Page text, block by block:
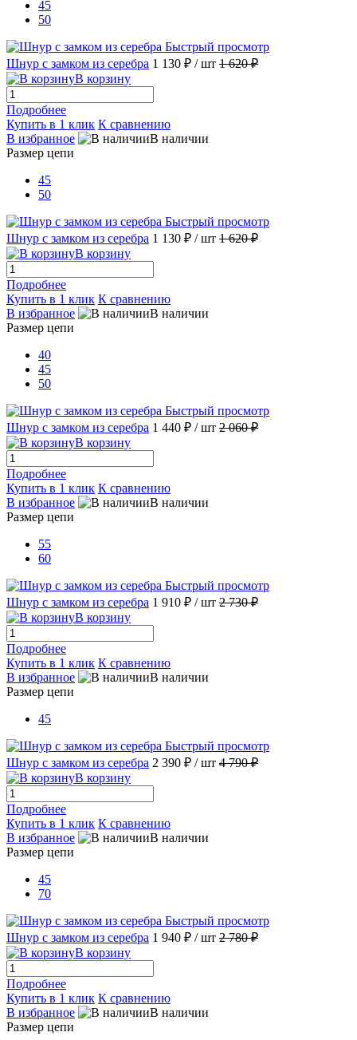
45
50
Быстрый просмотр
Шнур с замком из серебра 1 130 ₽ / шт 1 620 ₽
В корзину
Подробнее
Купить в 1 клик К сравнению
В избранное
В наличии
Размер цепи
45
50
Быстрый просмотр
Шнур с замком из серебра 1 130 ₽ / шт 1 620 ₽
В корзину
Подробнее
Купить в 1 клик К сравнению
В избранное
В наличии
Размер цепи
40
45
50
Быстрый просмотр
Шнур с замком из серебра 1 440 ₽ / шт 2 060 ₽
В корзину
Подробнее
Купить в 1 клик К сравнению
В избранное
В наличии
Размер цепи
55
60
Быстрый просмотр
Шнур с замком из серебра 1 910 ₽ / шт 2 730 ₽
В корзину
Подробнее
Купить в 1 клик К сравнению
В избранное
В наличии
Размер цепи
45
Быстрый просмотр
Шнур с замком из серебра 2 390 ₽ / шт 4 790 ₽
В корзину
Подробнее
Купить в 1 клик К сравнению
В избранное
В наличии
Размер цепи
45
70
Быстрый просмотр
Шнур с замком из серебра 1 940 ₽ / шт 2 780 ₽
В корзину
Подробнее
Купить в 1 клик К сравнению
В избранное
В наличии
Размер цепи